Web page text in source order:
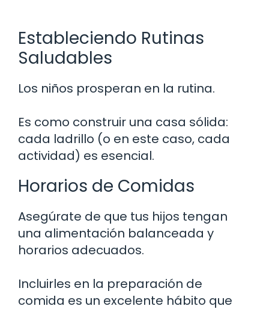
Estableciendo Rutinas
Saludables
Los niños prosperan en la rutina.
Es como construir una casa sólida:
cada ladrillo (o en este caso, cada
actividad) es esencial.
Horarios de Comidas
Asegúrate de que tus hijos tengan
una alimentación balanceada y
horarios adecuados.
Incluirles en la preparación de
comida es un excelente hábito que